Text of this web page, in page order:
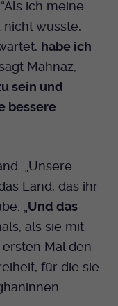
ich meine
wusste,
habe ich
Mahnaz,
sein und
bessere
„Unsere
Land, das ihr
„Und das
als sie mit
Mal den
für die sie